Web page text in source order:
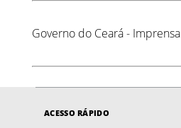
Governo do Ceará - Imprensa
ACESSO RÁPIDO